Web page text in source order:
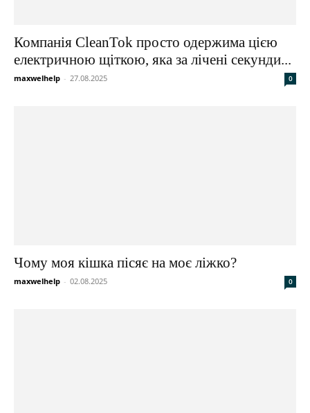
Компанія CleanTok просто одержима цією
електричною щіткою, яка за лічені секунди...
maxwelhelp - 27.08.2025 0
Чому моя кішка пісяє на моє ліжко?
maxwelhelp - 02.08.2025 0